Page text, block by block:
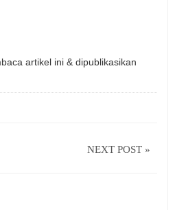
artikel ini & dipublikasikan
NEXT POST »